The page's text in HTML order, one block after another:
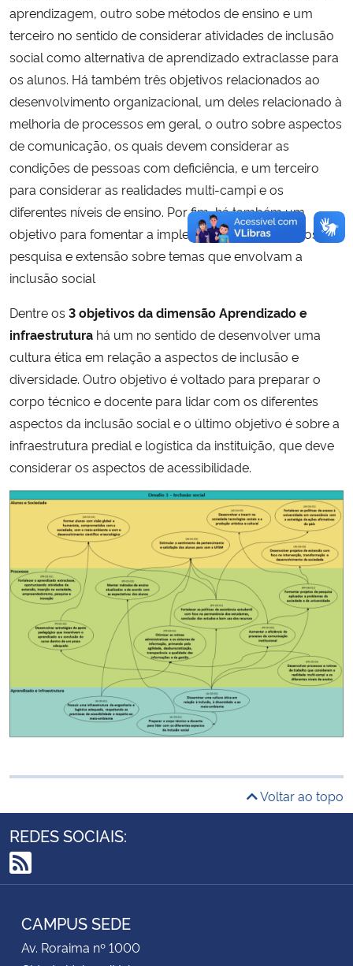
Gabinete de Segurança Institucional
Banco Central do Brasil
Planalto
aprendizagem, outro sobe métodos de ensino e um
terceiro no sentido de considerar atividades de inclusão
social como alternativa de aprendizado extraclasse para
os alunos. Há também três objetivos relacionados ao
desenvolvimento organizacional, um deles relacionado à
melhoria de processos em geral, o outro sobre aspectos
de comunicação, os quais devem considerar as
condições de pessoas com deficiência, e um terceiro
para considerar as realidades multi-campi e os
diferentes níveis de ensino. Por fim, há também um
objetivo para fomentar a implementação de projetos de
pesquisa e extensão sobre temas que envolvam a
inclusão social
Dentre os 3 objetivos da dimensão Aprendizado e
infraestrutura há um no sentido de desenvolver uma
cultura ética em relação a aspectos de inclusão e
diversidade. Outro objetivo é voltado para preparar o
corpo técnico e docente para lidar com os diferentes
aspectos da inclusão social e o último objetivo é sobre a
infraestrutura predial e logística da instituição, que deve
considerar os aspectos de acessibilidade.
Voltar ao topo
REDES SOCIAIS:
RSS
CAMPUS SEDE
Av. Roraima nº 1000